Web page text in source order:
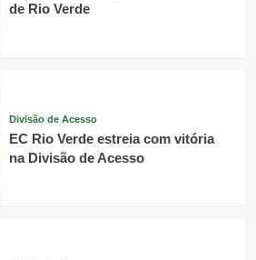
de Rio Verde
Divisão de Acesso
EC Rio Verde estreia com vitória
na Divisão de Acesso